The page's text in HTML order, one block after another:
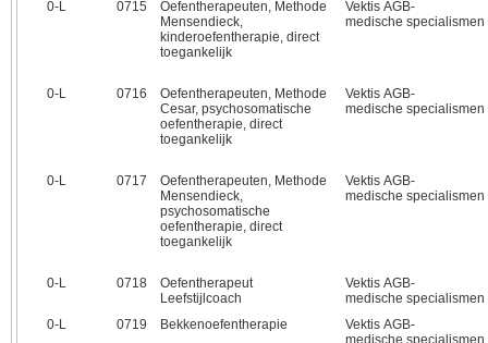
0‑L 0715
Oefentherapeuten, Methode
Mensendieck,
kinderoefentherapie, direct
toegankelijk
Vektis AGB-
medische specialismen
0‑L 0716
Oefentherapeuten, Methode
Cesar, psychosomatische
oefentherapie, direct
toegankelijk
Vektis AGB-
medische specialismen
0‑L 0717
Oefentherapeuten, Methode
Mensendieck,
psychosomatische
oefentherapie, direct
toegankelijk
Vektis AGB-
medische specialismen
0‑L 0718
Oefentherapeut
Leefstijlcoach
Vektis AGB-
medische specialismen
0‑L
0719 Bekkenoefentherapie
Vektis AGB-